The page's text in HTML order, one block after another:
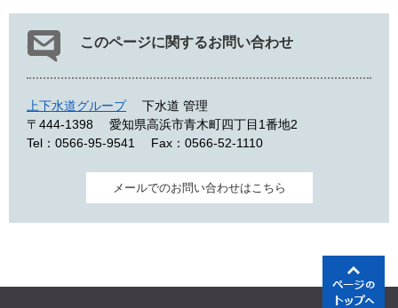
このページに関するお問い合わせ
上下水道グループ
下水道 管理
〒444-1398
愛知県高浜市青木町四丁目1番地2
Tel：0566-95-9541
Fax：0566-52-1110
メールでのお問い合わせはこちら